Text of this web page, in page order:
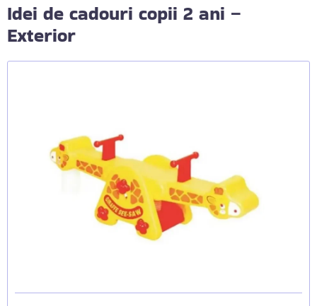
Idei de cadouri copii 2 ani –
Exterior